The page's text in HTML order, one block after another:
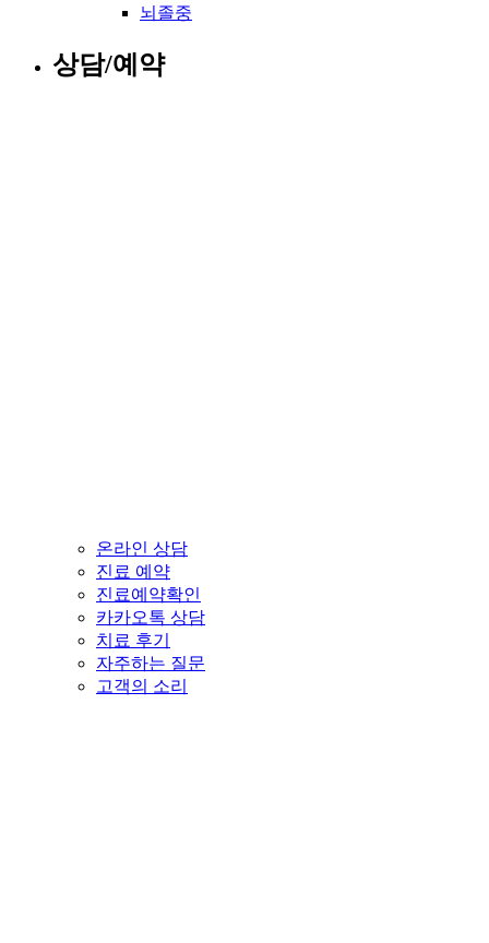
뇌졸중
상담/예약
온라인 상담
진료 예약
진료예약확인
카카오톡 상담
치료 후기
자주하는 질문
고객의 소리